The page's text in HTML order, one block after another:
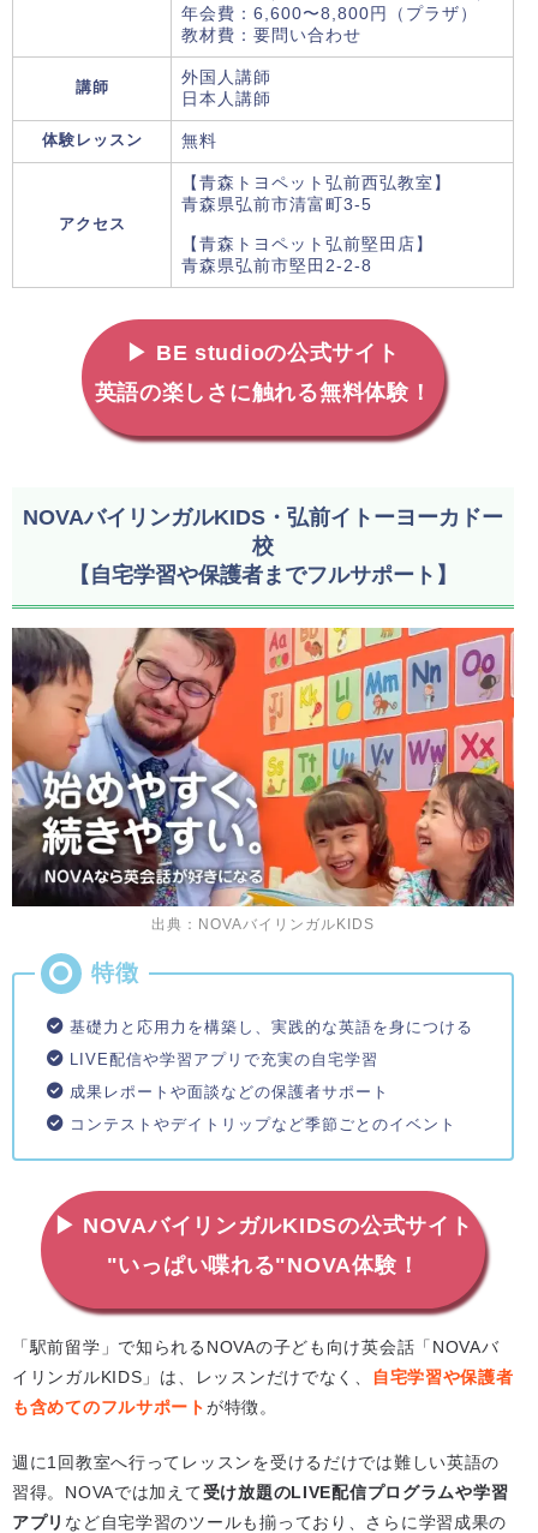
年会費：6,600〜8,800円（プラザ）
教材費：要問い合わせ
講師
外国人講師
日本人講師
体験レッスン 無料
アクセス
【青森トヨペット弘前西弘教室】
青森県弘前市清富町3-5
【青森トヨペット弘前堅田店】
青森県弘前市堅田2-2-8
▶ BE studioの公式サイト
英語の楽しさに触れる無料体験！
NOVAバイリンガルKIDS・弘前イトーヨーカドー
校
【自宅学習や保護者までフルサポート】
出典：NOVAバイリンガルKIDS
基礎力と応用力を構築し、実践的な英語を身につける
LIVE配信や学習アプリで充実の自宅学習
成果レポートや面談などの保護者サポート
コンテストやデイトリップなど季節ごとのイベント
▶ NOVAバイリンガルKIDSの公式サイト
"いっぱい喋れる"NOVA体験！
「駅前留学」で知られるNOVAの子ども向け英会話「NOVAバ
イリンガルKIDS」は、レッスンだけでなく、
自宅学習や保護者
も含めてのフルサポートが特徴。
週に1回教室へ行ってレッスンを受けるだけでは難しい英語の
習得。NOVAでは加えて受け放題のLIVE配信プログラムや学習
アプリ など自宅学習のツールも揃っており、さらに学習成果の